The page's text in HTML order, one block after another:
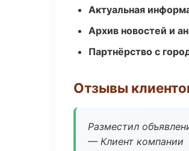
Актуальная
Архив новостей и
Партнёрство с
Отзывы
Разместил
— Клиент компании